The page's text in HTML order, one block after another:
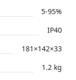
5-95%
IP40
181×142×33
1.2 kg